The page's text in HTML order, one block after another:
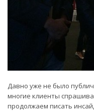
Давно уже не было
многие клиенты
продолжаем писать